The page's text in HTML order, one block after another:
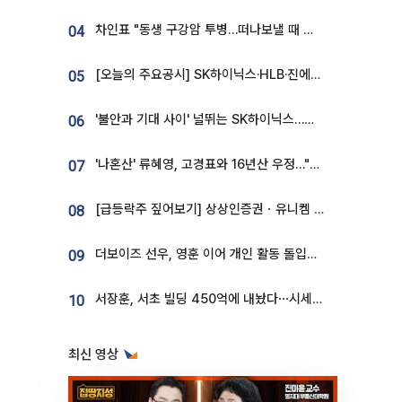
04 차인표 "동생 구강암 투병…떠나보낼 때 가장 힘들었다”
05 [오늘의 주요공시] SK하이닉스·HLB·진에어·포스코홀딩스·네이버·대우건설 등
06 '불안과 기대 사이' 널뛰는 SK하이닉스…증권가 "HBM4·LTA 기반 펀터멘털 견고"
07 '나혼산' 류혜영, 고경표와 16년산 우정…"자취방서 부모님과 마주쳐"
08 [급등락주 짚어보기] 상상인증권ㆍ유니켐 2연속, 본느 6연속 ‘상한가’⋯M&A 훈풍 분 증시
09 더보이즈 선우, 영훈 이어 개인 활동 돌입⋯앳에어리어와 전속계약
10 서장훈, 서초 빌딩 450억에 내놨다⋯시세차익은
최신 영상